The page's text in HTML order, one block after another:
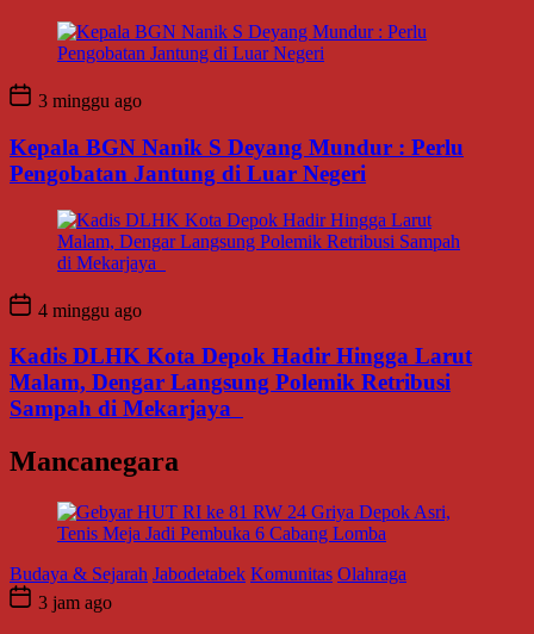
3 minggu ago
Kepala BGN Nanik S Deyang Mundur : Perlu
Pengobatan Jantung di Luar Negeri
4 minggu ago
Kadis DLHK Kota Depok Hadir Hingga Larut
Malam, Dengar Langsung Polemik Retribusi
Sampah di Mekarjaya
Mancanegara
Budaya & Sejarah Jabodetabek Komunitas Olahraga
3 jam ago